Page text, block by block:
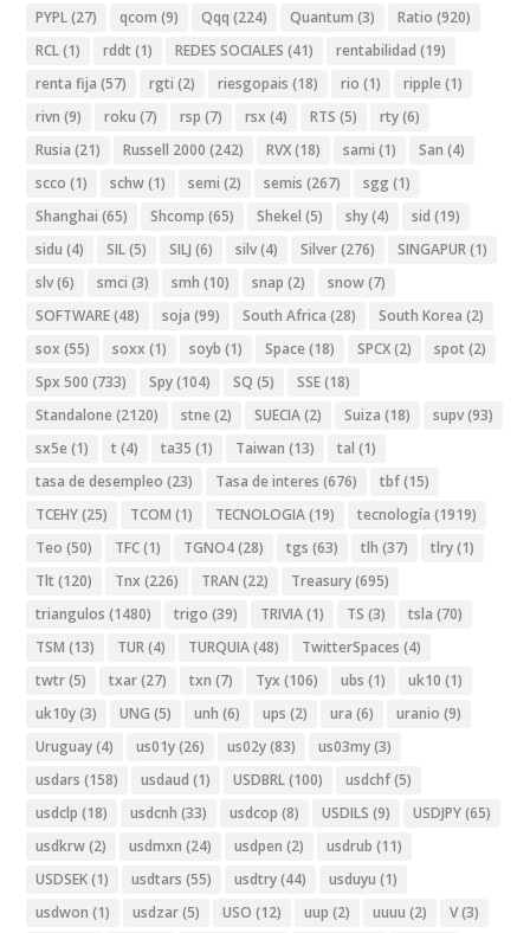
PYPL(27) qcom (9) Qqq (224) Quantum (3) Ratio (920)
RCL(1) rddt (1) REDES SOCIALES (41) rentabilidad (19)
renta fija (57) rgti (2) riesgopais (18) rio (1) ripple (1)
rivn (9) roku (7) rsp (7) rsx (4) RTS (5) rty(6)
Rusia (21) Russell 2000 (242) RVX(18) sami (1) San (4)
scco (1) schw(1) semi (2) semis (267) sgg (1)
Shanghai (65) Shcomp (65) Shekel (5) shy(4) sid (19)
sidu (4) SIL(5) SILJ (6) silv(4) Silver(276) SINGAPUR(1)
slv(6) smci (3) smh (10) snap (2) snow(7)
SOFTWARE(48) soja (99) South Africa (28) South Korea (2)
sox (55) soxx (1) soyb (1) Space (18) SPCX(2) spot (2)
Spx 500 (733) Spy(104) SQ (5) SSE(18)
Standalone (2120) stne (2) SUECIA(2) Suiza (18) supv(93)
sx5e (1) t (4) ta35 (1) Taiwan (13) tal (1)
tasa de desempleo (23) Tasa de interes (676) tbf(15)
TCEHY(25) TCOM (1) TECNOLOGIA(19) tecnología (1919)
Teo (50) TFC(1) TGNO4(28) tgs (63) tlh (37) tlry(1)
Tlt (120) Tnx (226) TRAN (22) Treasury(695)
triangulos (1480) trigo (39) TRIVIA(1) TS (3) tsla (70)
TSM (13) TUR(4) TURQUIA(48) TwitterSpaces (4)
twtr(5) txar(27) txn (7) Tyx (106) ubs (1) uk10 (1)
uk10y(3) UNG (5) unh (6) ups (2) ura (6) uranio (9)
Uruguay(4) us01y(26) us02y(83) us03my(3)
usdars (158) usdaud (1) USDBRL(100) usdchf(5)
usdclp (18) usdcnh (33) usdcop (8) USDILS (9) USDJPY(65)
usdkrw(2) usdmxn (24) usdpen (2) usdrub (11)
USDSEK(1) usdtars (55) usdtry(44) usduyu (1)
usdwon (1) usdzar(5) USO (12) uup (2) uuuu (2) V(3)